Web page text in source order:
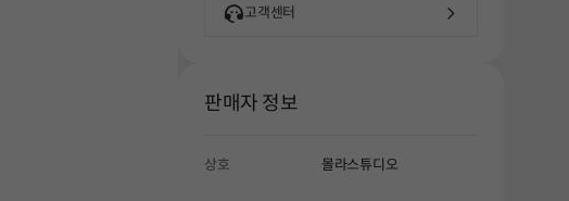
고객센터
판매자 정보
상호 몰라스튜디오